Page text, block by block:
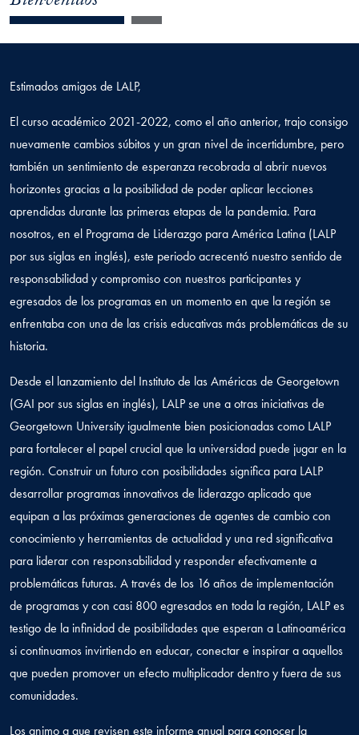
Estimados amigos de LALP,
El curso académico 2021-2022, como el año anterior, trajo consigo
nuevamente cambios súbitos y un gran nivel de incertidumbre, pero
también un sentimiento de esperanza recobrada al abrir nuevos
horizontes gracias a la posibilidad de poder aplicar lecciones
aprendidas durante las primeras etapas de la pandemia. Para
nosotros, en el Programa de Liderazgo para América Latina (LALP
por sus siglas en inglés), este periodo acrecentó nuestro sentido de
responsabilidad y compromiso con nuestros participantes y
egresados de los programas en un momento en que la región se
enfrentaba con una de las crisis educativas más problemáticas de su
historia.
Desde el lanzamiento del Instituto de las Américas de Georgetown
(GAI por sus siglas en inglés), LALP se une a otras iniciativas de
Georgetown University igualmente bien posicionadas como LALP
para fortalecer el papel crucial que la universidad puede jugar en la
región. Construir un futuro con posibilidades significa para LALP
desarrollar programas innovativos de liderazgo aplicado que
equipan a las próximas generaciones de agentes de cambio con
conocimiento y herramientas de actualidad y una red significativa
para liderar con responsabilidad y responder efectivamente a
problemáticas futuras. A través de los 16 años de implementación
de programas y con casi 800 egresados en toda la región, LALP es
testigo de la infinidad de posibilidades que esperan a Latinoamérica
si continuamos invirtiendo en educar, conectar e inspirar a aquellos
que pueden promover un efecto multiplicador dentro y fuera de sus
comunidades.
Los animo a que revisen este informe anual para conocer la